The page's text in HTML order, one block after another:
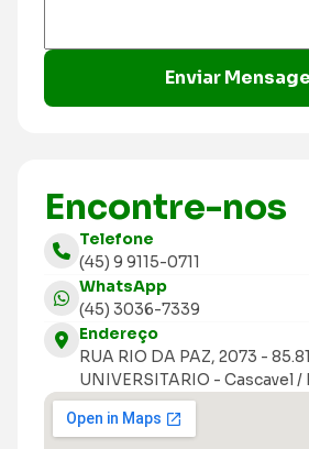
Enviar
Encontre-nos
Telefone
(45) 9 9115-0711
WhatsApp
(45) 3036-7339
Endereço
RUA RIO DA PAZ, 2073 -
UNIVERSITARIO - Cascavel /